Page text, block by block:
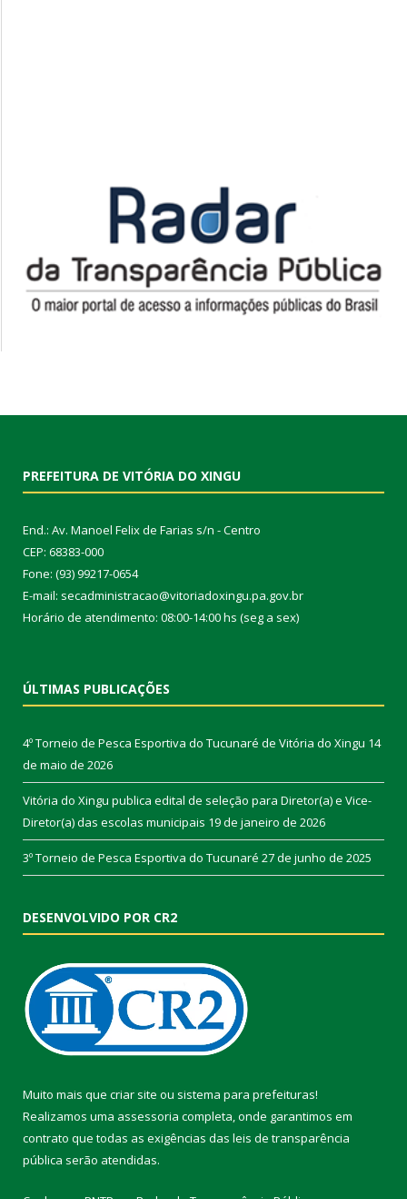
PREFEITURA DE VITÓRIA DO XINGU
End.: Av. Manoel Felix de Farias s/n - Centro
CEP: 68383-000
Fone: (93) 99217-0654
E-mail: secadministracao@vitoriadoxingu.pa.gov.br
Horário de atendimento: 08:00-14:00 hs (seg a sex)
ÚLTIMAS PUBLICAÇÕES
4º Torneio de Pesca Esportiva do Tucunaré de Vitória do Xingu 14
de maio de 2026
Vitória do Xingu publica edital de seleção para Diretor(a) e Vice-
Diretor(a) das escolas municipais 19 de janeiro de 2026
3º Torneio de Pesca Esportiva do Tucunaré 27 de junho de 2025
DESENVOLVIDO POR CR2
Muito mais que criar site ou sistema para prefeituras!
Realizamos uma assessoria completa, onde garantimos em
contrato que todas as exigências das leis de transparência
pública serão atendidas.